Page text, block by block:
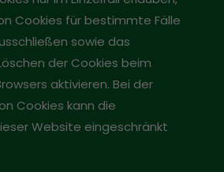
Cookies für bestimmte Fälle
sowie das
der Cookies beim
aktivieren. Bei der
Cookies kann die
Website eingeschränkt